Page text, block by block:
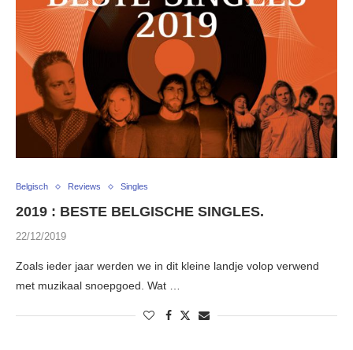
Belgisch Reviews Singles
2019 : BESTE BELGISCHE SINGLES.
22/12/2019
Zoals ieder jaar werden we in dit kleine landje volop verwend
met muzikaal snoepgoed. Wat …